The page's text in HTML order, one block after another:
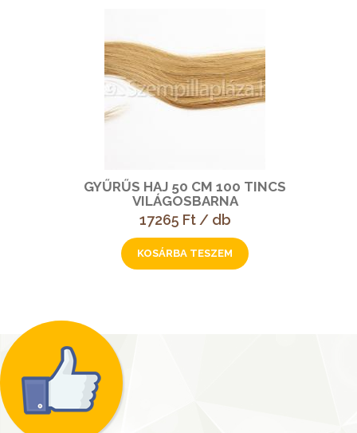
GYŰRŰS HAJ 50 CM 100 TINCS
VILÁGOSBARNA
17265 Ft / db